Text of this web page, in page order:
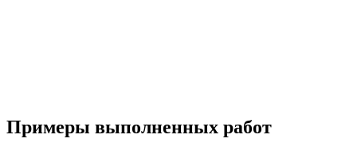
Примеры выполненных работ